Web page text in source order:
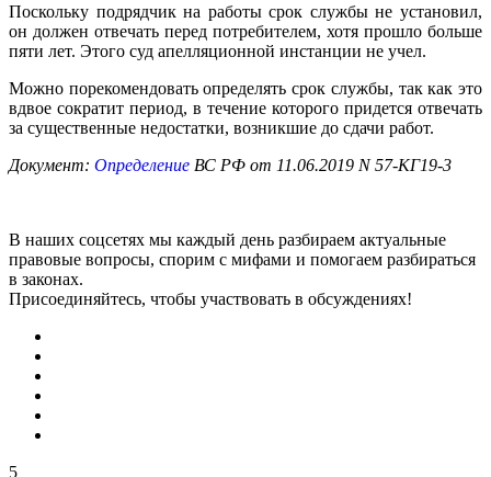
Поскольку подрядчик на работы срок службы не установил,
он должен отвечать перед потребителем, хотя прошло больше
пяти лет. Этого суд апелляционной инстанции не учел.
Можно порекомендовать определять срок службы, так как это
вдвое сократит период, в течение которого придется отвечать
за существенные недостатки, возникшие до сдачи работ.
Документ: Определение ВС РФ от 11.06.2019 N 57-КГ19-3
В наших соцсетях мы каждый день разбираем актуальные
правовые вопросы, спорим с мифами и помогаем разбираться
в законах.
Присоединяйтесь, чтобы участвовать в обсуждениях!
5